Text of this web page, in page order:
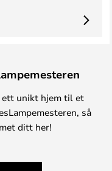
ett unikt hjem til et
så
ditt her!